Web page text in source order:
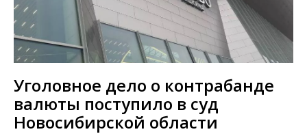
Уголовное дело о контрабанде
валюты поступило в суд
Новосибирской области